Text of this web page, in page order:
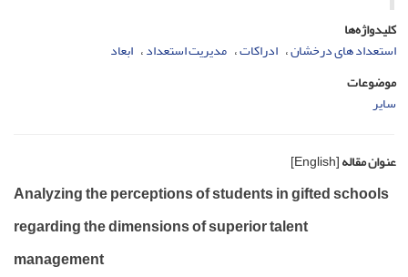
کلیدواژه‌ها
استعداد های درخشان ادراکات مدیریت استعداد ابعاد
موضوعات
سایر
عنوان مقاله[English]
Analyzing the perceptions of students in gifted schools
regarding the dimensions of superior talent
management